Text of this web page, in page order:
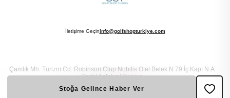
Stoğa Gelince Haber Ver
İletişime Geçininfo@golfshopturkiye.com
Çamlık Mh. Turizm Cd. Robinson Clup Nobilis Otel Belek N:79 İç Kapı N:A
Serik/ Antalya/ Türkiye